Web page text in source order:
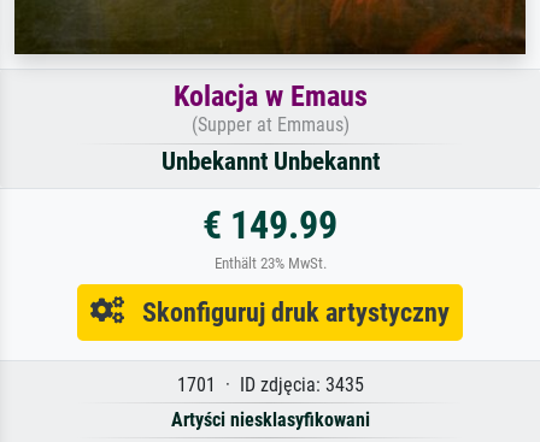
Kolacja w Emaus
(Supper at Emmaus)
Unbekannt Unbekannt
€ 149.99
Enthält 23% MwSt.
Skonfiguruj druk artystyczny
1701 · ID zdjęcia: 3435
Artyści niesklasyfikowani